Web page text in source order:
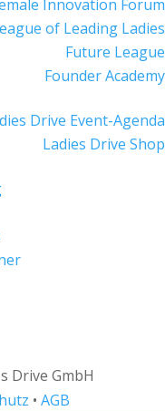
Innovation Forum
of Leading Ladies
Future League
Founder Academy
Drive Event-Agenda
Ladies Drive Shop
Drive GmbH
• AGB